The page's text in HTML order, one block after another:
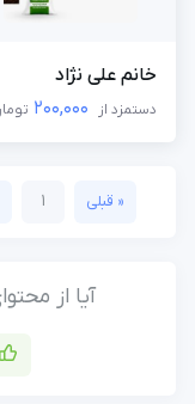
خانم علی نژاد
دستمزد از 200,000
« قبلی 1
آیا از